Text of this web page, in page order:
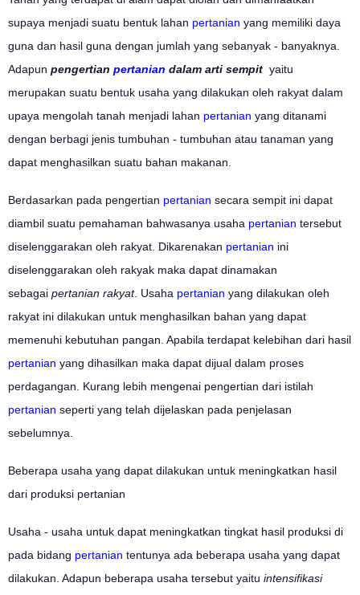
supaya menjadi suatu bentuk lahan pertanian yang memiliki daya
guna dan hasil guna dengan jumlah yang sebanyak - banyaknya.
Adapun pengertian pertanian dalam arti sempit yaitu
merupakan suatu bentuk usaha yang dilakukan oleh rakyat dalam
upaya mengolah tanah menjadi lahan pertanian yang ditanami
dengan berbagi jenis tumbuhan - tumbuhan atau tanaman yang
dapat menghasilkan suatu bahan makanan.
Berdasarkan pada pengertian pertanian secara sempit ini dapat
diambil suatu pemahaman bahwasanya usaha pertanian tersebut
diselenggarakan oleh rakyat. Dikarenakan pertanian ini
diselenggarakan oleh rakyak maka dapat dinamakan
sebagai pertanian rakyat. Usaha pertanian yang dilakukan oleh
rakyat ini dilakukan untuk menghasilkan bahan yang dapat
memenuhi kebutuhan pangan. Apabila terdapat kelebihan dari hasil
pertanian yang dihasilkan maka dapat dijual dalam proses
perdagangan. Kurang lebih mengenai pengertian dari istilah
pertanian seperti yang telah dijelaskan pada penjelasan
sebelumnya.
Beberapa usaha yang dapat dilakukan untuk meningkatkan hasil
dari produksi pertanian
Usaha - usaha untuk dapat meningkatkan tingkat hasil produksi di
pada bidang pertanian tentunya ada beberapa usaha yang dapat
dilakukan. Adapun beberapa usaha tersebut yaitu intensifikasi